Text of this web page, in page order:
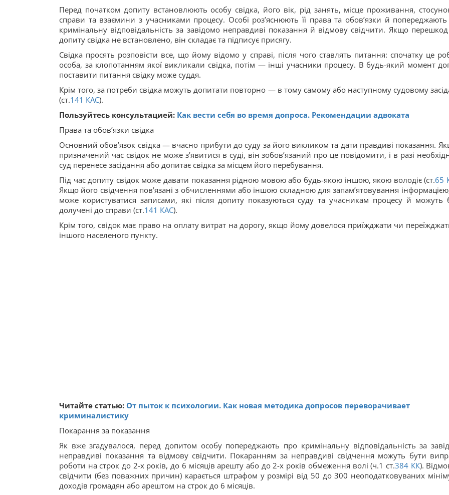
Перед початком допиту встановлюють особу свідка, його вік, рід занять, місце проживання,
справи та взаємини з учасниками процесу. Особі роз’яснюють її права та обов’язки й
кримінальну відповідальність за завідомо неправдиві показання й відмову свідчити. Якщо
допиту свідка не встановлено, він складає та підписує присягу.
Свідка просять розповісти все, що йому відомо у справі, після чого ставлять питання: спочатку це
особа, за клопотанням якої викликали свідка, потім — інші учасники процесу. В будь-який момент
поставити питання свідку може суддя.
Крім того, за потреби свідка можуть допитати повторно — в тому самому або наступному судовому
(ст.141 КАС).
Пользуйтесь консультацией: Как вести себя во время допроса. Рекомендации адвоката
Права та обов’язки свідка
Основний обов’язок свідка — вчасно прибути до суду за його викликом та дати правдиві показання.
призначений час свідок не може з’явитися в суді, він зобов’язаний про це повідомити, і в разі
суд перенесе засідання або допитає свідка за місцем його перебування.
Під час допиту свідок може давати показання рідною мовою або будь-якою іншою, якою володіє (ст.65
Якщо його свідчення пов’язані з обчисленнями або іншою складною для запам’ятовування
може користуватися записами, які після допиту показуються суду та учасникам процесу й можуть
долучені до справи (ст.141 КАС).
Крім того, свідок має право на оплату витрат на дорогу, якщо йому довелося приїжджати чи
іншого населеного пункту.
Читайте статью: От пыток к психологии. Как новая методика допросов переворачивает
криминалистику
Покарання за показання
Як вже згадувалося, перед допитом особу попереджають про кримінальну відповідальність за
неправдиві показання та відмову свідчити. Покаранням за неправдиві свідчення можуть бути
роботи на строк до 2-х років, до 6 місяців арешту або до 2-х років обмеження волі (ч.1 ст.384 КК).
свідчити (без поважних причин) карається штрафом у розмірі від 50 до 300 неоподатковуваних
доходів громадян або арештом на строк до 6 місяців.